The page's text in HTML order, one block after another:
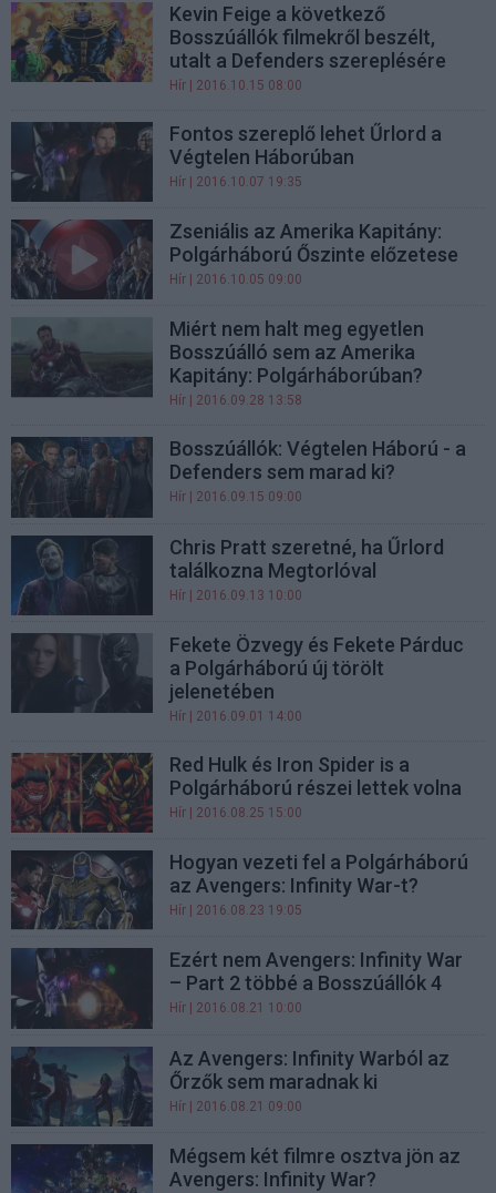
Kevin Feige a következő
Bosszúállók filmekről beszélt,
utalt a Defenders szereplésére
Hír | 2016.10.15 08:00
Fontos szereplő lehet Űrlord a
Végtelen Háborúban
Hír | 2016.10.07 19:35
Zseniális az Amerika Kapitány:
Polgárháború Őszinte előzetese
Hír | 2016.10.05 09:00
Miért nem halt meg egyetlen
Bosszúálló sem az Amerika
Kapitány: Polgárháborúban?
Hír | 2016.09.28 13:58
Bosszúállók: Végtelen Háború - a
Defenders sem marad ki?
Hír | 2016.09.15 09:00
Chris Pratt szeretné, ha Űrlord
találkozna Megtorlóval
Hír | 2016.09.13 10:00
Fekete Özvegy és Fekete Párduc
a Polgárháború új törölt
jelenetében
Hír | 2016.09.01 14:00
Red Hulk és Iron Spider is a
Polgárháború részei lettek volna
Hír | 2016.08.25 15:00
Hogyan vezeti fel a Polgárháború
az Avengers: Infinity War-t?
Hír | 2016.08.23 19:05
Ezért nem Avengers: Infinity War
– Part 2 többé a Bosszúállók 4
Hír | 2016.08.21 10:00
Az Avengers: Infinity Warból az
Őrzők sem maradnak ki
Hír | 2016.08.21 09:00
Mégsem két filmre osztva jön az
Avengers: Infinity War?